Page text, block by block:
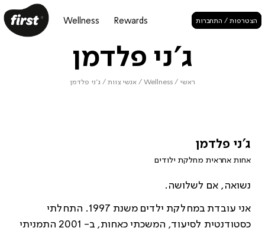
הצטרפות / התחברות Rewards
Wellness
ג'ני פלדמן
ראשי /
Wellness
/ אנשי צוות / ג'ני פלדמן
ג'ני פלדמן
אחות אחראית מחלקת ילודים
נשואה, אם לשלושה.
אני עובדת במחלקת ילדים משנת 1997. התחלתי
כסטודנטית לסיעוד, המשכתי כאחות, ב- 2001 התמניתי